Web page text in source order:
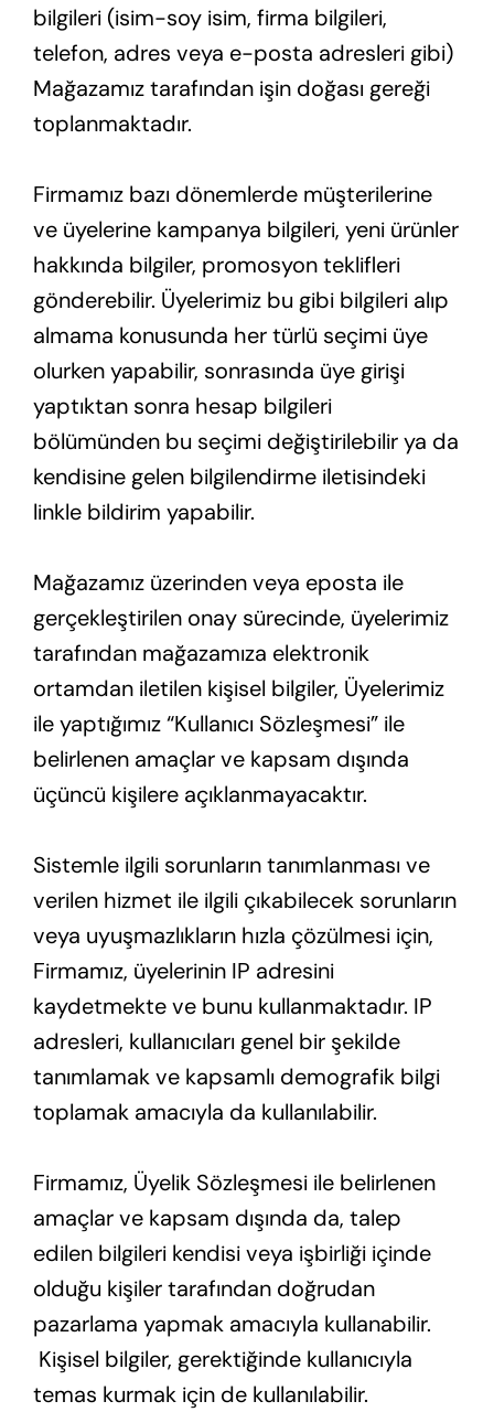
bilgileri (isim-soy isim, firma bilgileri,
telefon, adres veya e-posta adresleri gibi)
Mağazamız tarafından işin doğası gereği
toplanmaktadır.
Firmamız bazı dönemlerde müşterilerine
ve üyelerine kampanya bilgileri, yeni ürünler
hakkında bilgiler, promosyon teklifleri
gönderebilir. Üyelerimiz bu gibi bilgileri alıp
almama konusunda her türlü seçimi üye
olurken yapabilir, sonrasında üye girişi
yaptıktan sonra hesap bilgileri
bölümünden bu seçimi değiştirilebilir ya da
kendisine gelen bilgilendirme iletisindeki
linkle bildirim yapabilir.
Mağazamız üzerinden veya eposta ile
gerçekleştirilen onay sürecinde, üyelerimiz
tarafından mağazamıza elektronik
ortamdan iletilen kişisel bilgiler, Üyelerimiz
ile yaptığımız “Kullanıcı Sözleşmesi” ile
belirlenen amaçlar ve kapsam dışında
üçüncü kişilere açıklanmayacaktır.
Sistemle ilgili sorunların tanımlanması ve
verilen hizmet ile ilgili çıkabilecek sorunların
veya uyuşmazlıkların hızla çözülmesi için,
Firmamız, üyelerinin IP adresini
kaydetmekte ve bunu kullanmaktadır. IP
adresleri, kullanıcıları genel bir şekilde
tanımlamak ve kapsamlı demografik bilgi
toplamak amacıyla da kullanılabilir.
Firmamız, Üyelik Sözleşmesi ile belirlenen
amaçlar ve kapsam dışında da, talep
edilen bilgileri kendisi veya işbirliği içinde
olduğu kişiler tarafından doğrudan
pazarlama yapmak amacıyla kullanabilir.
Kişisel bilgiler, gerektiğinde kullanıcıyla
temas kurmak için de kullanılabilir.